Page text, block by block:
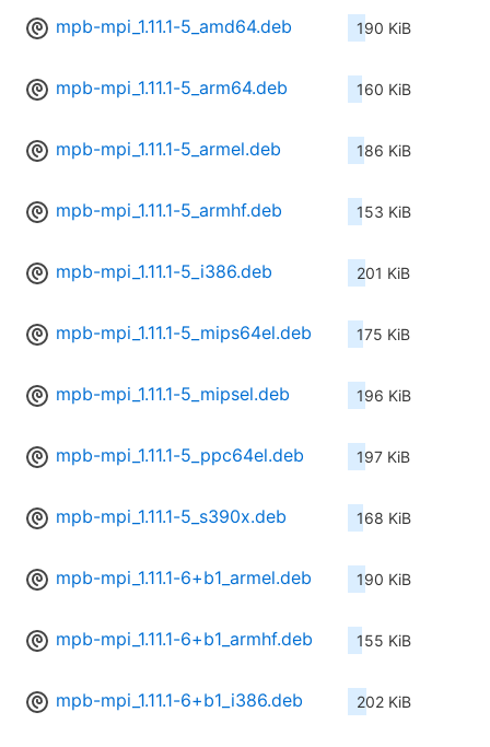
mpb-mpi_1.11.1-5_amd64.deb 190 KiB
mpb-mpi_1.11.1-5_arm64.deb 160 KiB
mpb-mpi_1.11.1-5_armel.deb 186 KiB
mpb-mpi_1.11.1-5_armhf.deb 153 KiB
mpb-mpi_1.11.1-5_i386.deb 201 KiB
mpb-mpi_1.11.1-5_mips64el.deb 175 KiB
mpb-mpi_1.11.1-5_mipsel.deb 196 KiB
mpb-mpi_1.11.1-5_ppc64el.deb 197 KiB
mpb-mpi_1.11.1-5_s390x.deb 168 KiB
mpb-mpi_1.11.1-6+b1_armel.deb 190 KiB
mpb-mpi_1.11.1-6+b1_armhf.deb 155 KiB
mpb-mpi_1.11.1-6+b1_i386.deb 202 KiB